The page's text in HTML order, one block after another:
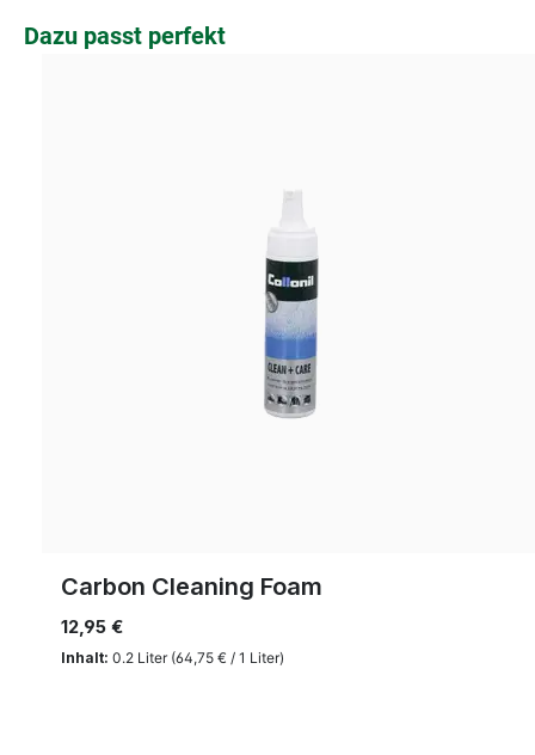
Produktgalerie überspringen
Dazu passt perfekt
Carbon Cleaning Foam
Inhalt: 0.2 Liter (64,75 € / 1 Liter)
12,95 €